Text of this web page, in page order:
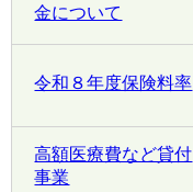
金について
令和８年度保険料率
高額医療費など貸付
事業